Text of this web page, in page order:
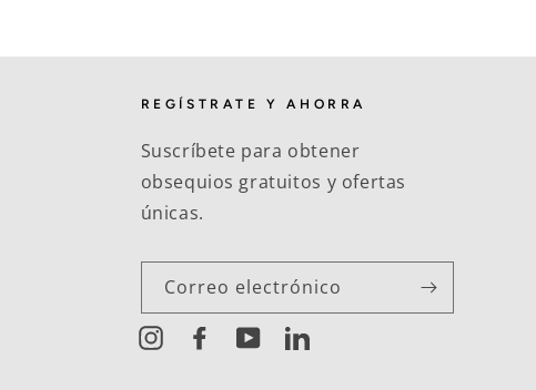
REGÍSTRATE Y AHORRA
Suscríbete para obtener
obsequios gratuitos y ofertas
únicas.
Correo electrónico
InstagramFacebookYouTubeLinkedIn